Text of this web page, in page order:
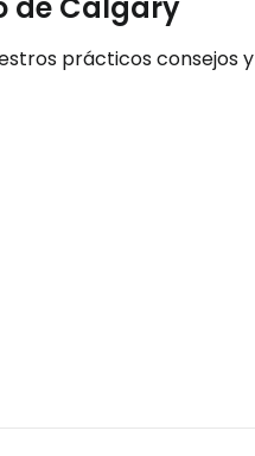
prácticos consejos y